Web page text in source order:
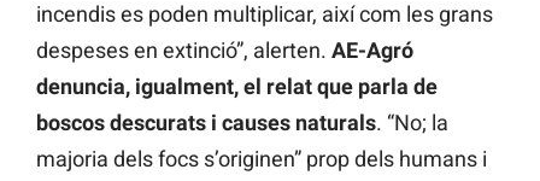
incendis es poden multiplicar, així com les grans
despeses en extinció”, alerten. AE-Agró
denuncia, igualment, el relat que parla de
boscos descurats i causes naturals. “No; la
majoria dels focs s’originen” prop dels humans i